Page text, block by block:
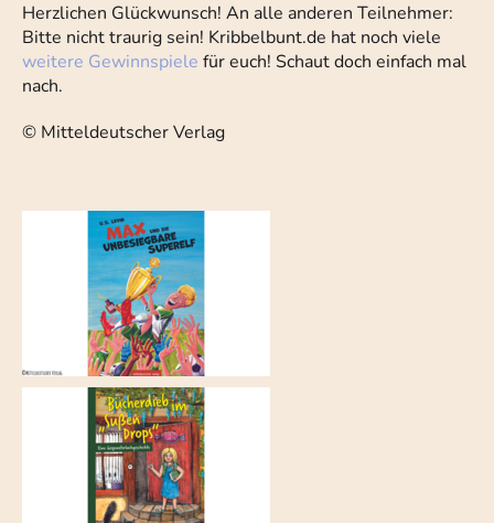
Herzlichen Glückwunsch! An alle anderen Teilnehmer:
Bitte nicht traurig sein! Kribbelbunt.de hat noch viele
weitere Gewinnspiele für euch! Schaut doch einfach mal
nach.
© Mitteldeutscher Verlag